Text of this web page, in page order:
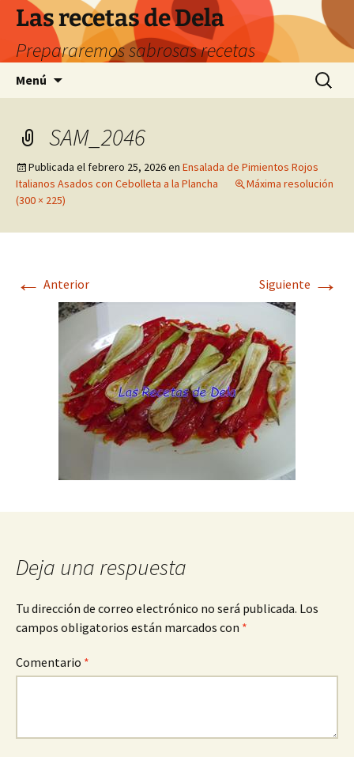
Saltar
contenido
Las recetas de Dela
Prepararemos sabrosas recetas
Menú Buscar:
SAM_2046
Publicada el febrero 25, 2026en Ensalada de Pimientos Rojos
Italianos Asados con Cebolleta a la Plancha
Máxima resolución
(300 × 225)
← Anterior Siguiente →
Deja una respuesta
Tu dirección de correo electrónico no será publicada. Los
campos obligatorios están marcados con *
Comentario *